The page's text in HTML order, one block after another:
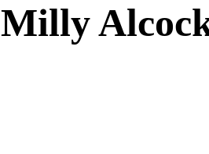
Milly